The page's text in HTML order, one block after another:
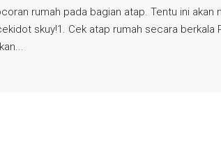
rumah pada bagian atap. Tentu ini
skuy!1. Cek atap rumah secara